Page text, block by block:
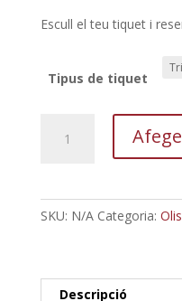
Escull el teu tiquet i
Tipus de tiquet
SKU: N/A Categoria: Olis
Descripció